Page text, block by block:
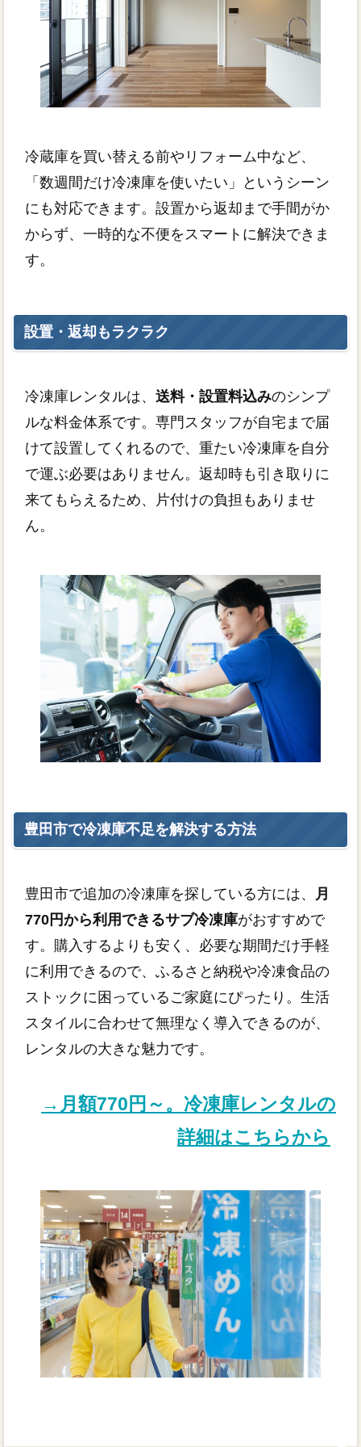
冷蔵庫を買い替える前やリフォーム中など、
「数週間だけ冷凍庫を使いたい」というシーン
にも対応できます。設置から返却まで手間がか
からず、一時的な不便をスマートに解決できま
す。
設置・返却もラクラク
冷凍庫レンタルは、 送料・設置料込みのシンプ
ルな料金体系です。専門スタッフが自宅まで届
けて設置してくれるので、重たい冷凍庫を自分
で運ぶ必要はありません。返却時も引き取りに
来てもらえるため、片付けの負担もありませ
ん。
豊田市で冷凍庫不足を解決する方法
豊田市で追加の冷凍庫を探している方には、
月
770円から利用できるサブ冷凍庫がおすすめで
す。購入するよりも安く、必要な期間だけ手軽
に利用できるので、ふるさと納税や冷凍食品の
ストックに困っているご家庭にぴったり。生活
スタイルに合わせて無理なく導入できるのが、
レンタルの大きな魅力です。
→月額770円～。冷凍庫レンタルの
詳細はこちらから